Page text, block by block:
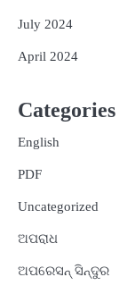
July 2024
April 2024
Categories
English
PDF
Uncategorized
ଅପରାଧ
ଅପରେସନ୍ ସିନ୍ଦୁର